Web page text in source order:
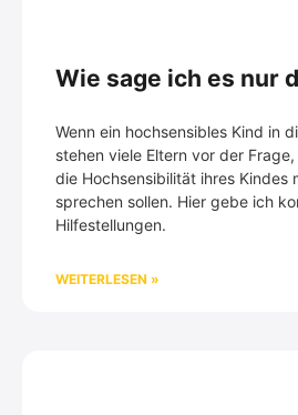
Wie sage ich es nur
Wenn ein hochsensibles Kind in
stehen viele Eltern vor der
die Hochsensibilität ihres Kindes
sprechen sollen. Hier gebe ich
Hilfestellungen.
WEITERLESEN »